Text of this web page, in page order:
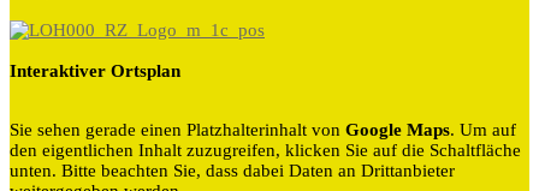
Interaktiver Ortsplan
Sie sehen gerade einen Platzhalterinhalt von Google Maps. Um auf
den eigentlichen Inhalt zuzugreifen, klicken Sie auf die Schaltfläche
unten. Bitte beachten Sie, dass dabei Daten an Drittanbieter